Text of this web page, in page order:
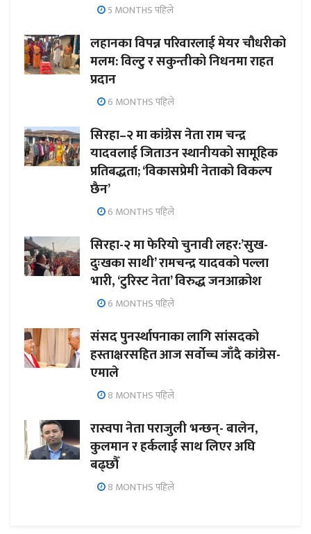
5 MONTHS पहिले
लहानका विपन्न परिवारलाई मेयर चौधरीको
मलम: विल्टु र सकुन्तीको निधनमा राहत
प्रदान
6 MONTHS पहिले
सिरहा–२ मा कांग्रेस नेता राम चन्द्र
यादवलाई जिताउन स्थानीयको सामूहिक
प्रतिबद्धता; ‘विकासप्रेमी नेताको विकल्प
छैन’
6 MONTHS पहिले
सिरहा-२ मा फेरियो चुनावी लहर:’सुख-
दुःखका साथी’ रामचन्द्र यादवको पल्ला
भारी, ‘टुरिस्ट नेता’ विरुद्ध जनआक्रोश
6 MONTHS पहिले
संसद पुनर्स्थापनाका लागि सांसदको
हस्ताक्षरसहित आज सर्वोच्च जाँदै कांग्रेस-
एमाले
8 MONTHS पहिले
रास्वपा नेता पराजुली भन्छन्- बालेन,
कुलमान र हर्कलाई साथ लिएर अघि
बढ्छौँ
8 MONTHS पहिले